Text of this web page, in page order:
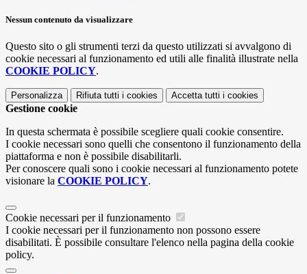
Nessun contenuto da visualizzare
Questo sito o gli strumenti terzi da questo utilizzati si avvalgono di
cookie necessari al funzionamento ed utili alle finalità illustrate nella
COOKIE POLICY.
Personalizza Rifiuta tutti i cookies Accetta tutti i cookies
Gestione cookie
In questa schermata è possibile scegliere quali cookie consentire.
I cookie necessari sono quelli che consentono il funzionamento della
piattaforma e non è possibile disabilitarli.
Per conoscere quali sono i cookie necessari al funzionamento potete
visionare la COOKIE POLICY.
Cookie necessari per il funzionamento
I cookie necessari per il funzionamento non possono essere
disabilitati. È possibile consultare l'elenco nella pagina della cookie
policy.